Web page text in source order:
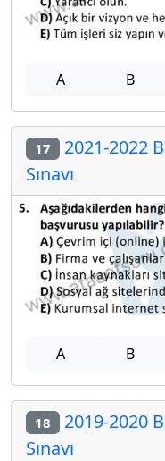
A B
17 2021-2022
Sınavı
A B
18 2019-2020
Sınavı